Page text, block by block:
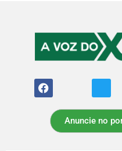
Anuncie no